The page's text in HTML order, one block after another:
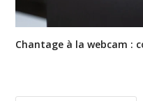
Chantage à la webcam :